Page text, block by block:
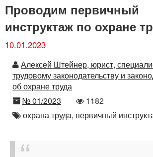
Проводим первичный
инструктаж по охране
10.01.2023
Автор
Алексей Штейнер, юрист,
трудовому законодательству и
об охране труда
Номер
№ 01/2023
Количество
просмотров
1182
Автор
охрана труда, первичный